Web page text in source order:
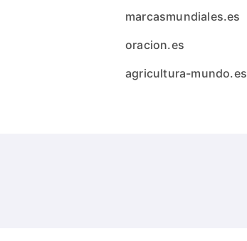
marcasmundiales.es
oracion.es
agricultura-mundo.es